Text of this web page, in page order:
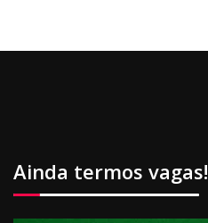
Ainda termos vagas!